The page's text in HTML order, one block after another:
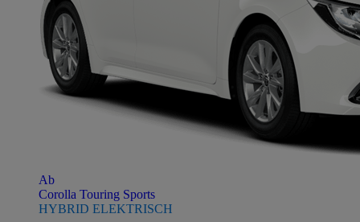
Ab
Corolla Touring Sports
HYBRID ELEKTRISCH